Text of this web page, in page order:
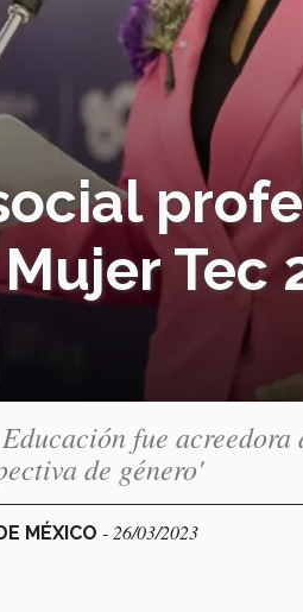
Tec
fue
de género'
MÉXICO - 26/03/2023